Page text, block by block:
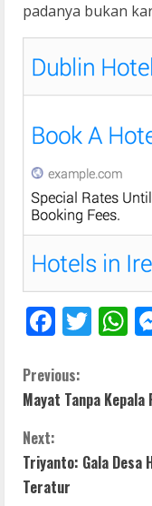
padanya bukan
F
e
b
o
k
T
er s
p
C
o
n
t
Previous:
Mayat Tanpa Kepala
Next:
Triyanto: Gala Desa
Teratur